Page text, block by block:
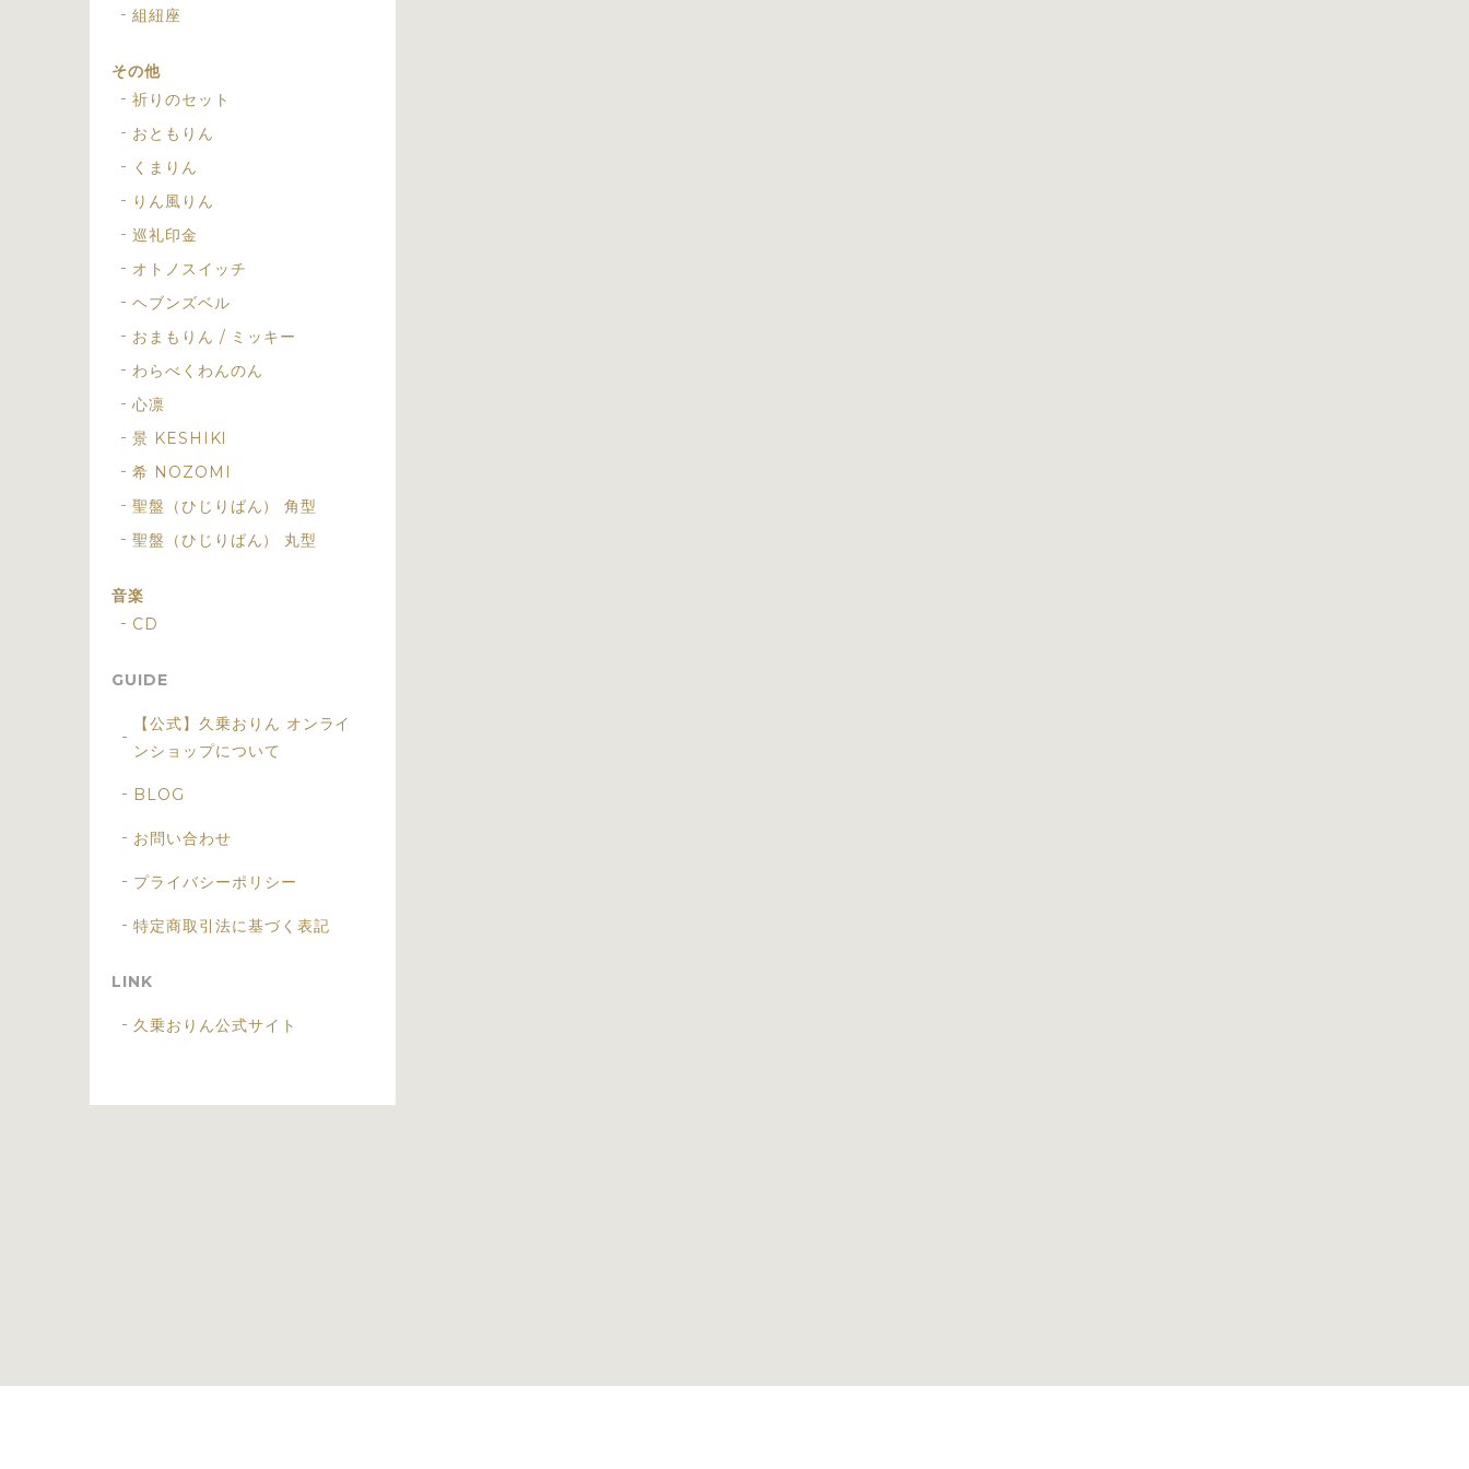
組紐座
その他
祈りのセット
おともりん
くまりん
りん風りん
巡礼印金
オトノスイッチ
ヘブンズベル
おまもりん / ミッキー
わらべくわんのん
心凛
景 KESHIKI
希 NOZOMI
聖盤（ひじりばん） 角型
聖盤（ひじりばん） 丸型
音楽
CD
GUIDE
【公式】久乗おりん オンライ
ンショップについて
BLOG
お問い合わせ
プライバシーポリシー
特定商取引法に基づく表記
LINK
久乗おりん公式サイト